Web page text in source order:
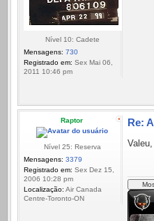
Nível 10: Cadete
Mensagens: 730
Registrado em: Sex Mai 06,
2011 10:46 pm
Raptor
Nível 25: Reserva
Mensagens: 3379
Registrado em: Sex Dez 15,
2006 10:28 pm
Localização: Air Canada
Centre-Toronto-ON
Re: